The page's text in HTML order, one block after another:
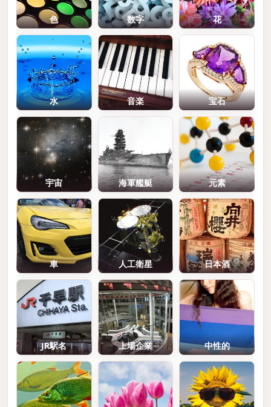
色 数字 花
水 音楽 宝石
宇宙 海軍艦艇 元素
車 人工衛星 日本酒
JR駅名 上場企業 中性的